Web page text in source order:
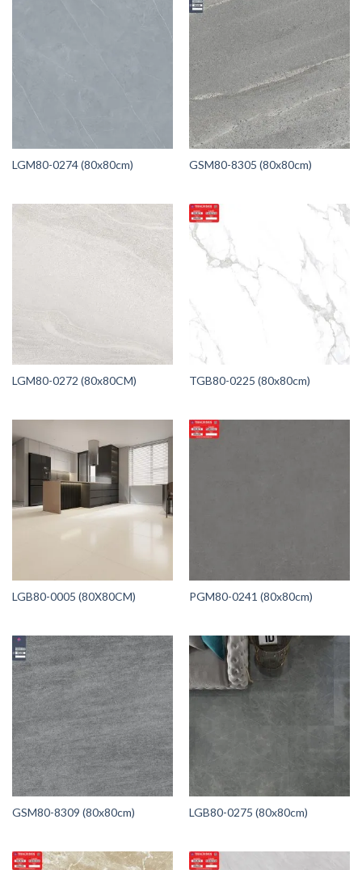
LGM80-0274 (80x80cm) GSM80-8305 (80x80cm)
LGM80-0272 (80x80CM) TGB80-0225 (80x80cm)
LGB80-0005 (80X80CM) PGM80-0241 (80x80cm)
GSM80-8309 (80x80cm) LGB80-0275 (80x80cm)